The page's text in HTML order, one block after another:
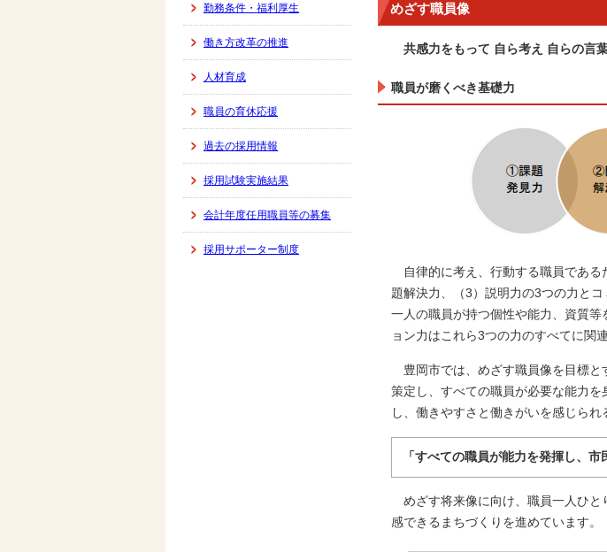
めざす職員像
共感力をもって 自ら考え 自らの言
職員が磨くべき基礎力
自律的に考え、行動する職員である
題解決力、（3）説明力の3つの力と
一人の職員が持つ個性や能力、資質
ョン力はこれら3つの力のすべてに関
豊岡市では、めざす職員像を目標と
策定し、すべての職員が必要な能力
し、働きやすさと働きがいを感じられ
「すべての職員が能力を発揮し、市
めざす将来像に向け、職員一人ひと
感できるまちづくりを進めています。
勤務条件・福利厚生
働き方改革の推進
人材育成
職員の育休応援
過去の採用情報
採用試験実施結果
会計年度任用職員等の募集
採用サポーター制度